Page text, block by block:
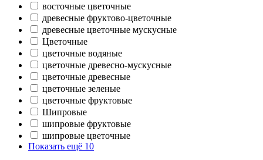
восточные цветочные
древесные фруктово-цветочные
древесные цветочные мускусные
Цветочные
цветочные водяные
цветочные древесно-мускусные
цветочные древесные
цветочные зеленые
цветочные фруктовые
Шипровые
шипровые фруктовые
шипровые цветочные
Показать ещё 10